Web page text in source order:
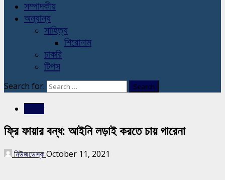
সম্পাদকীয়
অন্যান্য
সাহিত্য
শিরোনাম
চাকরি
টিপস
Search for:
ফ্রি ফায়ার বন্ধ: আইনি লড়াই করতে চায় গারেনা
নিউজডেস্কOctober 11, 2021